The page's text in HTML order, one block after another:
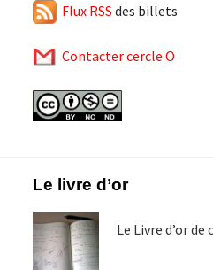
Flux RSS des billets
Contacter cercle O
FooterLe livre d’or
Le Livre d’or de